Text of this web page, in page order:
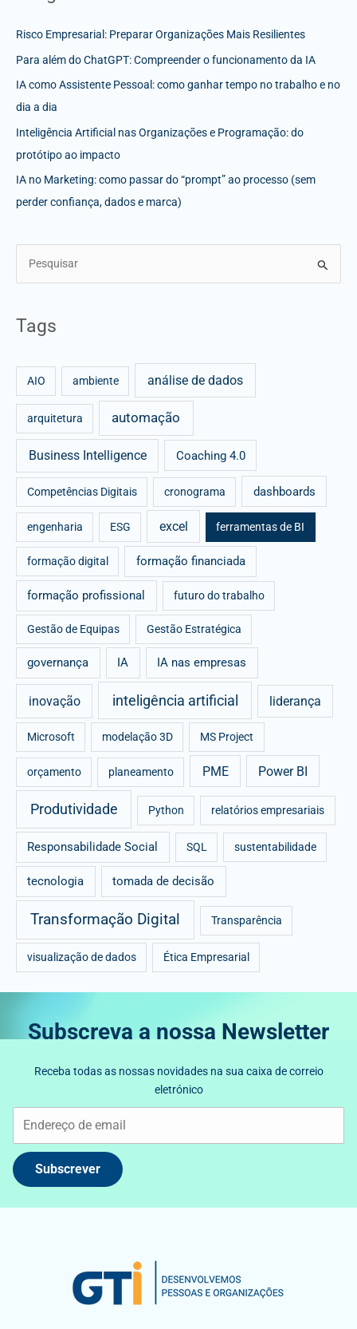
Risco Empresarial: Preparar Organizações Mais Resilientes
Para além do ChatGPT: Compreender o funcionamento da IA
IA como Assistente Pessoal: como ganhar tempo no trabalho e no
dia a dia
Inteligência Artificial nas Organizações e Programação: do
protótipo ao impacto
IA no Marketing: como passar do “prompt” ao processo (sem
perder confiança, dados e marca)
f
:
Tags
AIO ambiente análise de dados
arquitetura automação
Business Intelligence Coaching 4.0
Competências Digitais cronograma dashboards
engenharia ESG excel ferramentas de BI
formação digital formação financiada
formação profissional futuro do trabalho
Gestão de Equipas Gestão Estratégica
governança IA IA nas empresas
inovação inteligência artificial liderança
Microsoft modelação 3D MS Project
orçamento planeamento PME Power BI
Produtividade Python relatórios empresariais
Responsabilidade Social SQL sustentabilidade
tecnologia tomada de decisão
Transformação Digital Transparência
visualização de dados Ética Empresarial
Subscreva a nossa Newsletter
Receba todas as nossas novidades na sua caixa de correio
eletrónico
Subscrever